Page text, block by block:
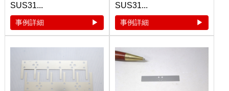
SUS31...
事例詳細
SUS31...
事例詳細